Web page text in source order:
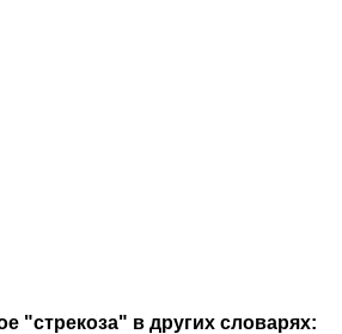
"стрекоза" в других словарях: